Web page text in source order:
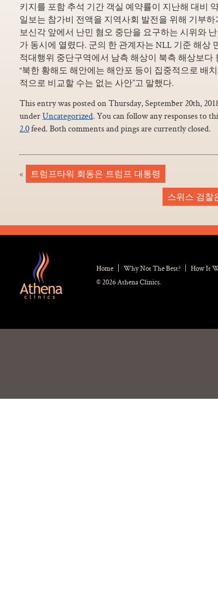
키지를 포함 추석 기간 객실 예약률이 지난해 대비
일보는 참가비 전액을 지역사회 발전을 위해 기부하
보신각 앞에서 난민 혐오 중단을 요구하는 시위와
가 동시에 열렸다. 군의 한 관계자는 NLL 기준 해상
적대행위 중단구역에서 남측 해상이 북측 해상보다
“북한 황해도 해안에는 해안포 등이 집중적으로 배
적으로 비교할 수는 없는 사안”고 말했다.
This entry was posted on Thursday, September 20th,
underUncategorized. You can follow any responses to
2.0feed. Both comments and pings are currently closed.
«
트럼프타워 회동은 트럼프 대통령
스위스 검찰
Home Why Not The Best?
How It
© 2026 Athena Clinics.